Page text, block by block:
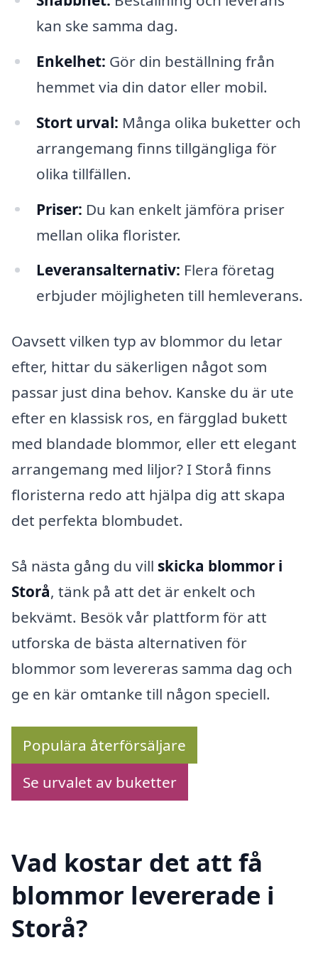
kan ske samma dag.
Enkelhet: Gör din beställning från
hemmet via din dator eller mobil.
Stort urval: Många olika buketter och
arrangemang finns tillgängliga för
olika tillfällen.
Priser: Du kan enkelt jämföra priser
mellan olika florister.
Leveransalternativ: Flera företag
erbjuder möjligheten till hemleverans.
Oavsett vilken typ av blommor du letar
efter, hittar du säkerligen något som
passar just dina behov. Kanske du är ute
efter en klassisk ros, en färgglad bukett
med blandade blommor, eller ett elegant
arrangemang med liljor? I Storå finns
floristerna redo att hjälpa dig att skapa
det perfekta blombudet.
Så nästa gång du vill skicka blommor i
Storå, tänk på att det är enkelt och
bekvämt. Besök vår plattform för att
utforska de bästa alternativen för
blommor som levereras samma dag och
ge en kär omtanke till någon speciell.
Populära återförsäljare
Se urvalet av buketter
Vad kostar det att få
blommor levererade i
Storå?